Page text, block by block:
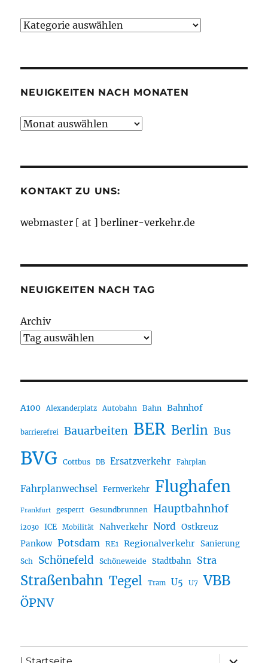
Neuigkeiten
NEUIGKEITEN NACH MONATEN
Neuigkeiten
KONTAKT ZU UNS:
webmaster [ at ] berliner-verkehr.de
NEUIGKEITEN NACH TAG
Archiv
A100 Alexanderplatz Autobahn Bahn Bahnhof
barrierefrei Bauarbeiten BER Berlin Bus
BVG Cottbus DB Ersatzverkehr Fahrplan
Fahrplanwechsel Fernverkehr Flughafen
Frankfurt gesperrt Gesundbrunnen Hauptbahnhof
i2030 ICE Mobilität Nahverkehr Nord Ostkreuz
Pankow Potsdam RE1 Regionalverkehr Sanierung
Sch Schönefeld Schöneweide Stadtbahn Stra
Straßenbahn Tegel Tram U5 U7 VBB
ÖPNV